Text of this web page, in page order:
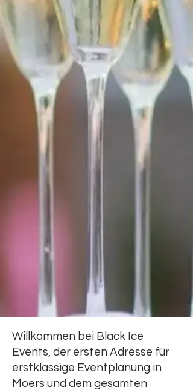
Willkommen bei Black Ice
Events, der ersten Adresse für
erstklassige Eventplanung in
Moers und dem gesamten